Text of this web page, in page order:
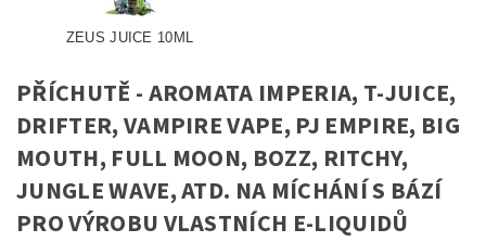
ZEUS JUICE 10ML
PŘÍCHUTĚ - AROMATA IMPERIA, T-JUICE,
DRIFTER, VAMPIRE VAPE, PJ EMPIRE, BIG
MOUTH, FULL MOON, BOZZ, RITCHY,
JUNGLE WAVE, ATD. NA MÍCHÁNÍ S BÁZÍ
PRO VÝROBU VLASTNÍCH E-LIQUIDŮ